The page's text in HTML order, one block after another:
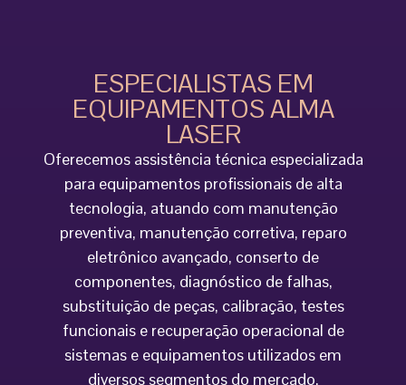
ESPECIALISTAS EM
EQUIPAMENTOS ALMA
LASER
Oferecemos assistência técnica especializada
para equipamentos profissionais de alta
tecnologia, atuando com manutenção
preventiva, manutenção corretiva, reparo
eletrônico avançado, conserto de
componentes, diagnóstico de falhas,
substituição de peças, calibração, testes
funcionais e recuperação operacional de
sistemas e equipamentos utilizados em
diversos segmentos do mercado.